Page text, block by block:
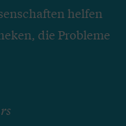
helfen
die Probleme